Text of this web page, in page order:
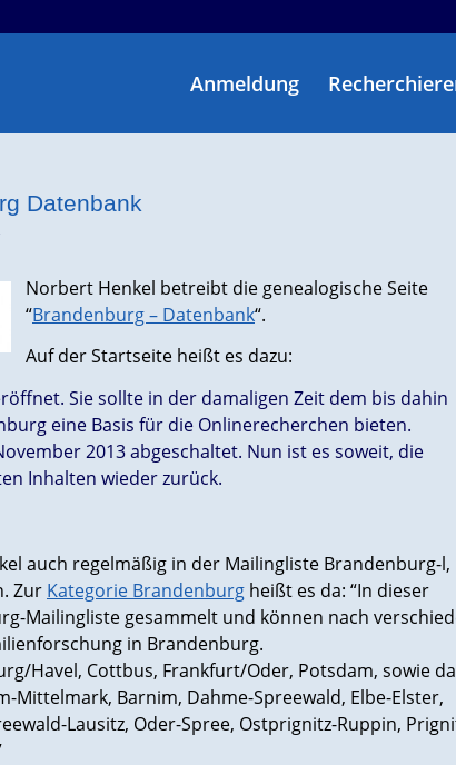
Anmeldung
Datenbank
Norbert Henkel betreibt die genealogische Seite
“Brandenburg – Datenbank“.
Auf der Startseite heißt es dazu:
Sie sollte in der damaligen Zeit dem bis dahin
eine Basis für die Onlinerecherchen bieten.
2013 abgeschaltet. Nun ist es soweit, die
Inhalten wieder zurück.
auch regelmäßig in der Mailingliste Brandenburg-l,
Zur Kategorie Brandenburg heißt es da: “In dieser
Mailingliste gesammelt und können nach
in Brandenburg.
Havel, Cottbus, Frankfurt/Oder, Potsdam, sowie
Mittelmark, Barnim, Dahme-Spreewald, Elbe-Elster,
Lausitz, Oder-Spree, Ostprignitz-Ruppin,